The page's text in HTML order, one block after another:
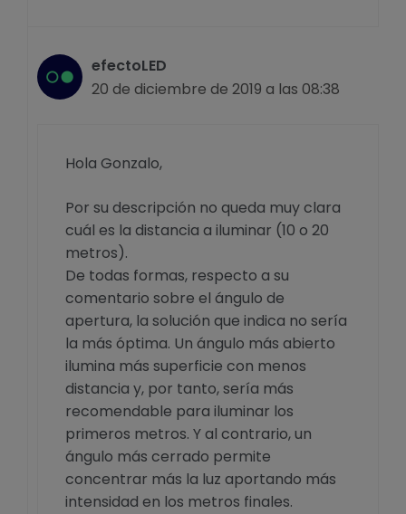
efectoLED
20 de diciembre de 2019 a las 08:38
Hola Gonzalo,
Por su descripción no queda muy clara
cuál es la distancia a iluminar (10 o 20
metros).
De todas formas, respecto a su
comentario sobre el ángulo de
apertura, la solución que indica no sería
la más óptima. Un ángulo más abierto
ilumina más superficie con menos
distancia y, por tanto, sería más
recomendable para iluminar los
primeros metros. Y al contrario, un
ángulo más cerrado permite
concentrar más la luz aportando más
intensidad en los metros finales.